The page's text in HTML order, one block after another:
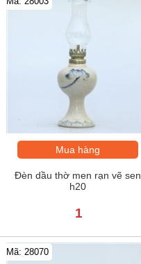
Mua hàng
Đèn dầu thờ men rạn vẽ sen
h20
1
Mã: 28070